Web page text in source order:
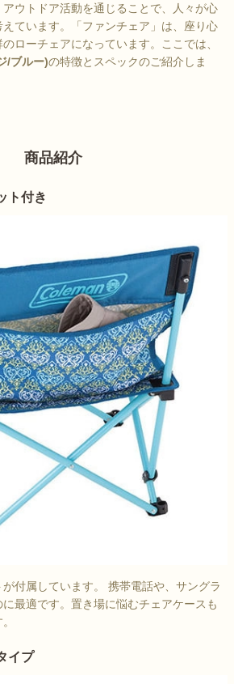
ウトドア活動を通じることで、人々が心
ています。「ファンチェア」は、座り心
ローチェアになっています。ここでは、
/ブルー)の特徴とスペックのご紹介しま
商品紹介
ト付き
付属しています。 携帯電話や、サングラ
最適です。置き場に悩むチェアケースも
イプ